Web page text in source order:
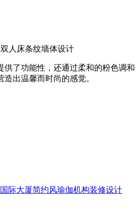
人床条纹墙体设计
供了功能性，还通过柔和的粉色调和
出温馨而时尚的感觉。
际大厦简约风瑜伽机构装修设计